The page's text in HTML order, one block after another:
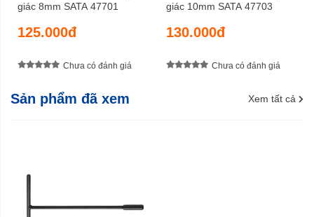
giác 8mm SATA 47701
125.000đ
Chưa có đánh giá
giác 10mm SATA 47703
130.000đ
Chưa có đánh giá
Sản phẩm đã xem Xem tất cả